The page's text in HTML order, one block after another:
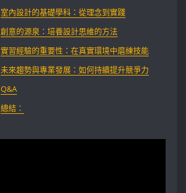
室內設計的基礎學科：從理念到實踐
創意的源泉：培養設計思維的方法
實習經驗的重要性：在真實環境中磨練技能⁣
未來趨勢與專業發展：如何持續提升競爭力
Q&A
總結：